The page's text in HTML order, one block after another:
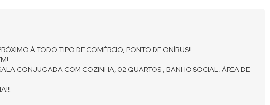
Á TODO TIPO DE COMÉRCIO, PONTO DE ONÍBUS!!
CONJUGADA COM COZINHA, 02 QUARTOS , BANHO SOCIAL. ÁREA DE